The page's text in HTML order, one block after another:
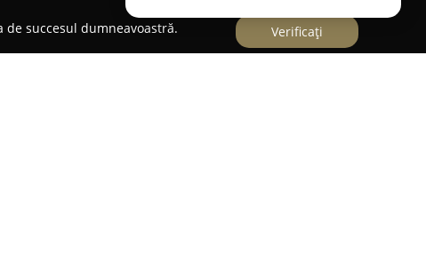
succesul dumneavoastră.
Verificați